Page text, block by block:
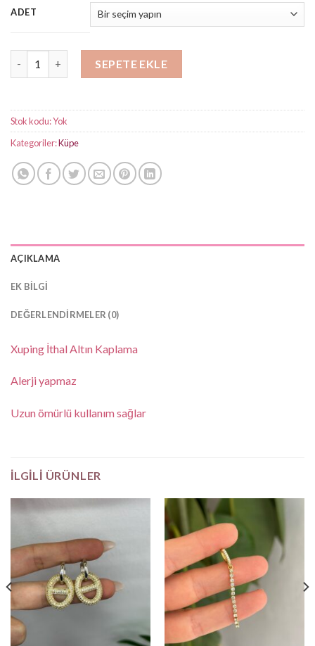
₺250,00
-
₺450,00
ADET
SEPETE EKLE
Stok kodu:Yok
Kategoriler:Küpe
AÇIKLAMA
EK BILGI
DEĞERLENDIRMELER (0)
Xuping İthal Altın Kaplama
Alerji yapmaz
Uzun ömürlü kullanım sağlar
İLGILI ÜRÜNLER